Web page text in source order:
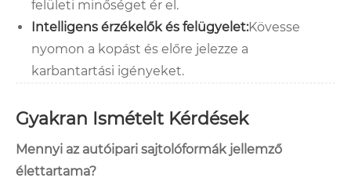
felületi minőséget ér el.
Intelligens érzékelők és felügyelet:Kövesse
nyomon a kopást és előre jelezze a
karbantartási igényeket.
Gyakran Ismételt Kérdések
Mennyi az autóipari sajtolóformák jellemző
élettartama?